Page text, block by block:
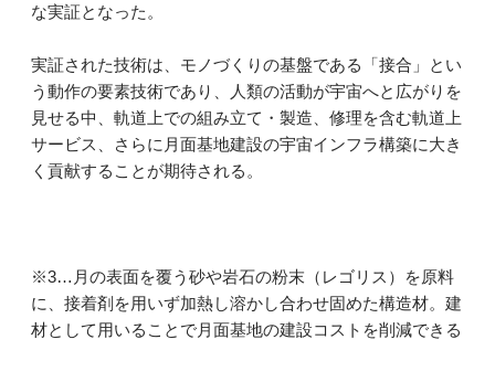
な実証となった。
実証された技術は、モノづくりの基盤である「接合」とい
う動作の要素技術であり、人類の活動が宇宙へと広がりを
見せる中、軌道上での組み立て・製造、修理を含む軌道上
サービス、さらに月面基地建設の宇宙インフラ構築に大き
く貢献することが期待される。
※3…月の表面を覆う砂や岩石の粉末（レゴリス）を原料
に、接着剤を用いず加熱し溶かし合わせ固めた構造材。建
材として用いることで月面基地の建設コストを削減できる